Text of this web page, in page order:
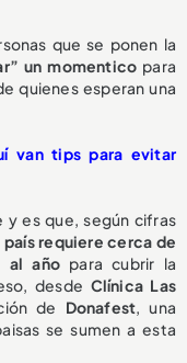
que se ponen la
un momentico para
quienes esperan una
van tips para evitar
y es que, según cifras
país requiere cerca de
al año para cubrir la
desde Clínica Las
de Donafest, una
se sumen a esta